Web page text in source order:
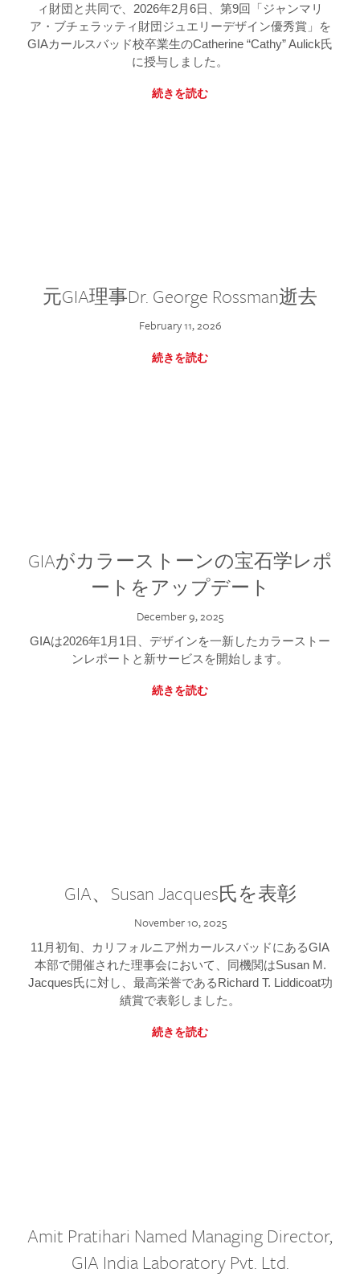
ィ財団と共同で、2026年2月6日、第9回「ジャンマリ
ア・ブチェラッティ財団ジュエリーデザイン優秀賞」を
GIAカールスバッド校卒業生のCatherine “Cathy” Aulick氏
に授与しました。
続きを読む
元GIA理事Dr. George Rossman逝去
February 11, 2026
続きを読む
GIAがカラーストーンの宝石学レポ
ートをアップデート
December 9, 2025
GIAは2026年1月1日、デザインを一新したカラーストー
ンレポートと新サービスを開始します。
続きを読む
GIA、Susan Jacques氏を表彰
November 10, 2025
11月初旬、カリフォルニア州カールスバッドにあるGIA
本部で開催された理事会において、同機関はSusan M.
Jacques氏に対し、最高栄誉であるRichard T. Liddicoat功
績賞で表彰しました。
続きを読む
Amit Pratihari Named Managing Director,
GIA India Laboratory Pvt. Ltd.